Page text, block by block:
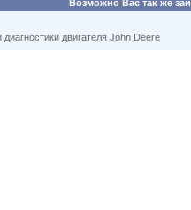
Возможно Вас так же
двигателя John Deere